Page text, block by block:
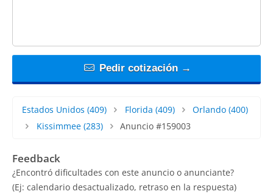
Pedir cotización →
Estados Unidos (409) Florida (409) Orlando (400)
Kissimmee(283) Anuncio #159003
Feedback
¿Encontró dificultades con este anuncio o anunciante?
(Ej: calendario desactualizado, retraso en la respuesta)